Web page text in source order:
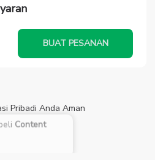
BUAT PESANAN
Pribadi Anda Aman
Content